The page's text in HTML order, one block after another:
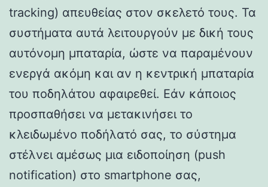
tracking) απευθείας στον σκελετό τους. Τα
συστήματα αυτά λειτουργούν με δική τους
αυτόνομη μπαταρία, ώστε να παραμένουν
ενεργά ακόμη και αν η κεντρική μπαταρία
του ποδηλάτου αφαιρεθεί. Εάν κάποιος
προσπαθήσει να μετακινήσει το
κλειδωμένο ποδήλατό σας, το σύστημα
στέλνει αμέσως μια ειδοποίηση (push
notification) στο smartphone σας,